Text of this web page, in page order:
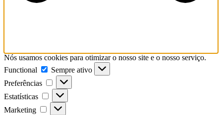
Nós usamos cookies para otimizar o nosso site e o nosso serviço.
Functional
Functional
Sempre ativo
Preferências
Preferências
Estatísticas Estatísticas
Marketing Marketing